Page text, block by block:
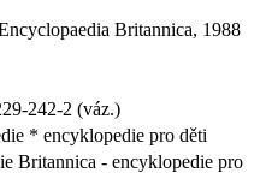
Britannica, 1988
242-2 (váz.)
* encyklopedie pro děti
Britannica - encyklopedie pro